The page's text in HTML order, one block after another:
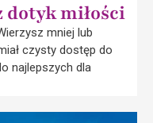
dotyk miłości
mniej lub
czysty dostęp do
najlepszych dla